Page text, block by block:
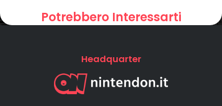
Potrebbero Interessarti
Headquarter